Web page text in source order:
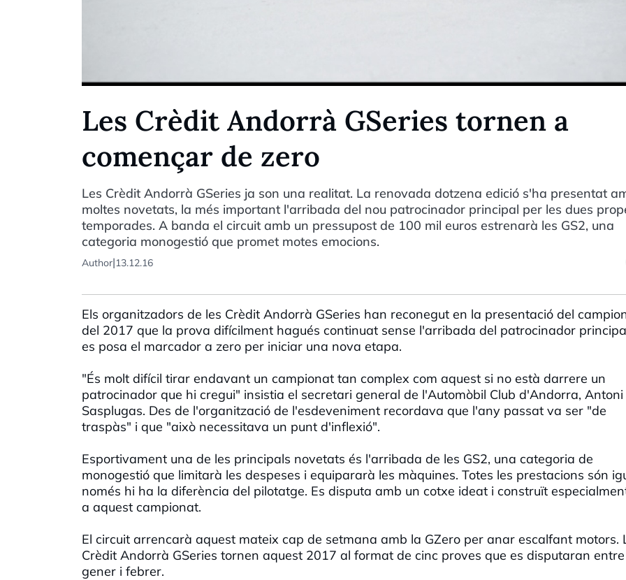
Les Crèdit Andorrà GSeries tornen a
començar de zero
Les Crèdit Andorrà GSeries ja son una realitat. La renovada dotzena edició s'ha presentat
moltes novetats, la més important l'arribada del nou patrocinador principal per les dues
temporades. A banda el circuit amb un pressupost de 100 mil euros estrenarà les GS2, una
categoria monogestió que promet motes emocions.
Author|13.12.16
Els organitzadors de les Crèdit Andorrà GSeries han reconegut en la presentació del
del 2017 que la prova difícilment hagués continuat sense l'arribada del patrocinador
es posa el marcador a zero per iniciar una nova etapa.
"És molt difícil tirar endavant un campionat tan complex com aquest si no està darrere un
patrocinador que hi cregui" insistia el secretari general de l'Automòbil Club d'Andorra, Antoni
Sasplugas. Des de l'organització de l'esdeveniment recordava que l'any passat va ser "de
traspàs" i que "això necessitava un punt d'inflexió".
Esportivament una de les principals novetats és l'arribada de les GS2, una categoria de
monogestió que limitarà les despeses i equipararà les màquines. Totes les prestacions són
només hi ha la diferència del pilotatge. Es disputa amb un cotxe ideat i construït
a aquest campionat.
El circuit arrencarà aquest mateix cap de setmana amb la GZero per anar escalfant motors.
Crèdit Andorrà GSeries tornen aquest 2017 al format de cinc proves que es disputaran entre
gener i febrer.